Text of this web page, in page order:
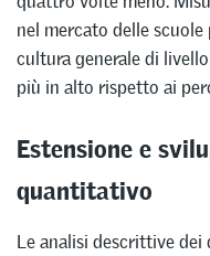
nel mercato delle
cultura generale di
più in alto rispetto ai
Estensione e
quantitativo
Le analisi descrittive